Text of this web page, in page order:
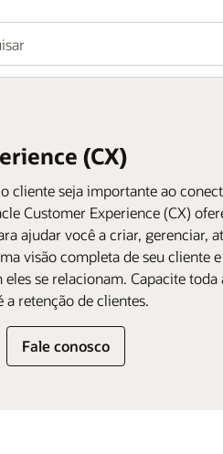
(CX)
cliente seja importante ao
Customer Experience (CX)
ajudar você a criar, gerenciar,
visão completa de seu cliente
se relacionam. Capacite
a retenção de clientes.
Fale conosco